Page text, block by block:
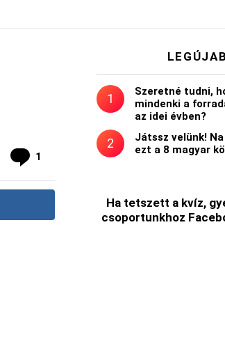
1
Szeretné tudni,
mindenki a
az idei évben?
Játssz velünk!
ezt a 8 magyar
Ha tetszett a kvíz,
csoportunkhoz